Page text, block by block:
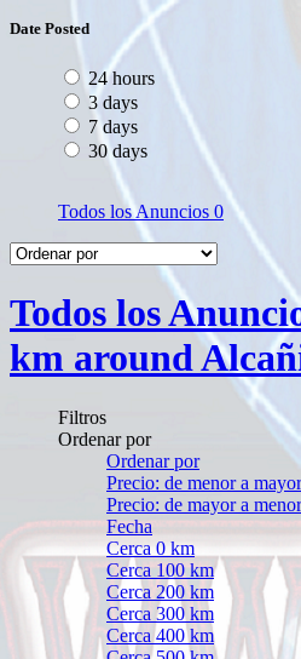
Date Posted
24 hours
3 days
7 days
30 days
Todos los Anuncios 0
Todos los
km around
Filtros
Ordenar por
Ordenar por
Precio: de menor a mayor
Precio: de mayor a menor
Fecha
Cerca 0 km
Cerca 100 km
Cerca 200 km
Cerca 300 km
Cerca 400 km